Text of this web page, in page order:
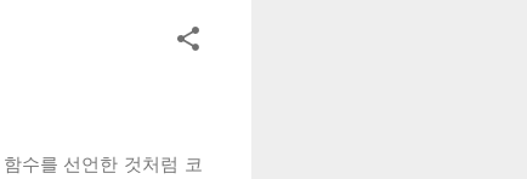
수를 선언한 것처럼 코